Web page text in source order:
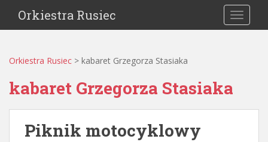
Orkiestra Rusiec
Orkiestra Rusiec > kabaret Grzegorza Stasiaka
kabaret Grzegorza Stasiaka
Piknik motocyklowy